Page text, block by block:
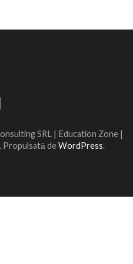
SRL | Education Zone |
Propulsată deWordPress.